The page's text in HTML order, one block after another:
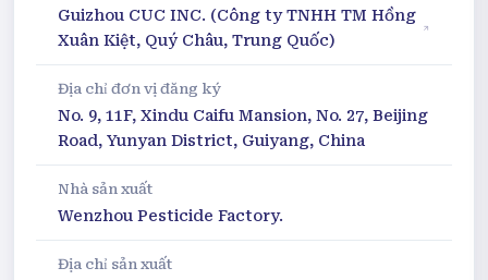
Guizhou CUC INC. (Công ty TNHH TM Hồng
Xuân Kiệt, Quý Châu, Trung Quốc)
Địa chỉ đơn vị đăng ký
No. 9, 11F, Xindu Caifu Mansion, No. 27, Beijing
Road, Yunyan District, Guiyang, China
Nhà sản xuất
Wenzhou Pesticide Factory.
Địa chỉ sản xuất